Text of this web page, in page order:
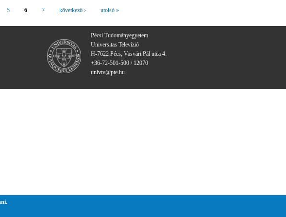
5 6 7 következő › utolsó »
Pécsi Tudományegyetem
Universitas Televízió
H-7622 Pécs, Vasvári Pál utca 4.
+36-72-501-500 / 12070
univtv@pte.hu